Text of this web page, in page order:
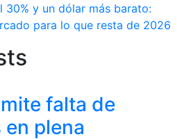
30% y un dólar más barato:
para lo que resta de 2026
falta de
plena